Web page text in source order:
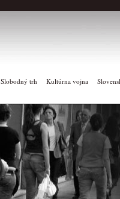
Slobodný trh Kultúrna vojna